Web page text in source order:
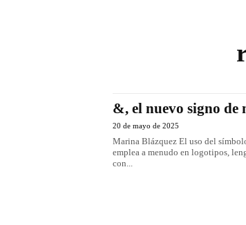
&, el nuevo signo de
20 de mayo de 2025
Marina Blázquez El uso del símbolo ‘&’ es muy frecuente en la actualidad. Se
emplea a menudo en logotipos,
con...